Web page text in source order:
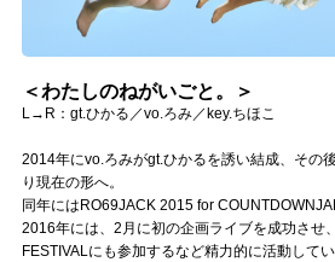
muevoコミュニティ
ぶいクラ！by muevo
ぶいコミュ！by muevo
ぶいマガ！ by muevo
Follow us
＜わたしのねがいごと。＞
L→R：gt.ひかる／vo.ろみ／key.ちほこ
2014年にvo.ろみがgt.ひかるを誘い結成、その
り現在の形へ。
同年にはRO69JACK 2015 for
2016年には、2月に初の企画ライブを成功させ
FESTIVALにも参加するなど精力的に活動して